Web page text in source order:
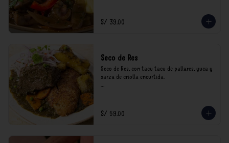
consumo.
S/ 39.00
Seco de Res
Seco de Res, con tacu tacu de pallares, yuca y
sarza de criolla encurtida.
consumo.
S/ 59.00